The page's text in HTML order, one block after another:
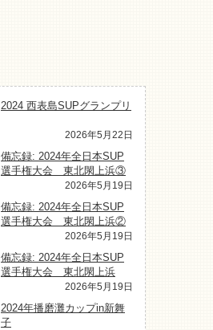
2024 西表島SUPグランプリ
2026年5月22日
備忘録: 2024年全日本SUP
選手権大会 東北閖上浜③
2026年5月19日
備忘録: 2024年全日本SUP
選手権大会 東北閖上浜②
2026年5月19日
備忘録: 2024年全日本SUP
選手権大会 東北閖上浜
2026年5月19日
2024年播磨灘カップin新舞
子